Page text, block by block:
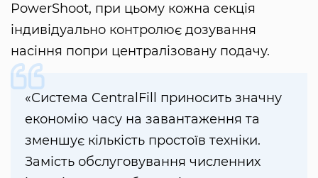
PowerShoot, при цьому кожна секція
індивідуально контролює дозування
насіння попри централізовану подачу.
«Система CentralFill приносить значну
економію часу на завантаження та
зменшує кількість простоїв техніки.
Замість обслуговування численних